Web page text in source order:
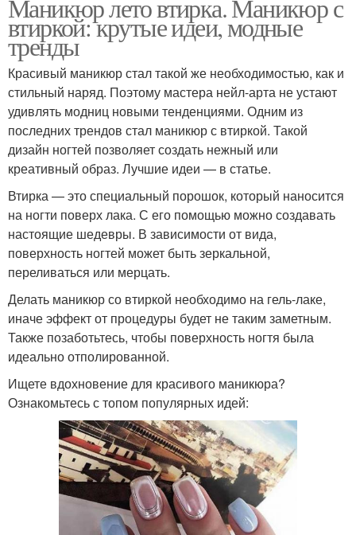
Маникюр лето втирка. Маникюр с
втиркой: крутые идеи, модные
тренды
Красивый маникюр стал такой же необходимостью, как и
стильный наряд. Поэтому мастера нейл-арта не устают
удивлять модниц новыми тенденциями. Одним из
последних трендов стал маникюр с втиркой. Такой
дизайн ногтей позволяет создать нежный или
креативный образ. Лучшие идеи — в статье.
Втирка — это специальный порошок, который наносится
на ногти поверх лака. С его помощью можно создавать
настоящие шедевры. В зависимости от вида,
поверхность ногтей может быть зеркальной,
переливаться или мерцать.
Делать маникюр со втиркой необходимо на гель-лаке,
иначе эффект от процедуры будет не таким заметным.
Также позаботьтесь, чтобы поверхность ногтя была
идеально отполированной.
Ищете вдохновение для красивого маникюра?
Ознакомьтесь с топом популярных идей: